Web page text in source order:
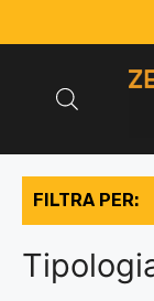
FILTRA PER: